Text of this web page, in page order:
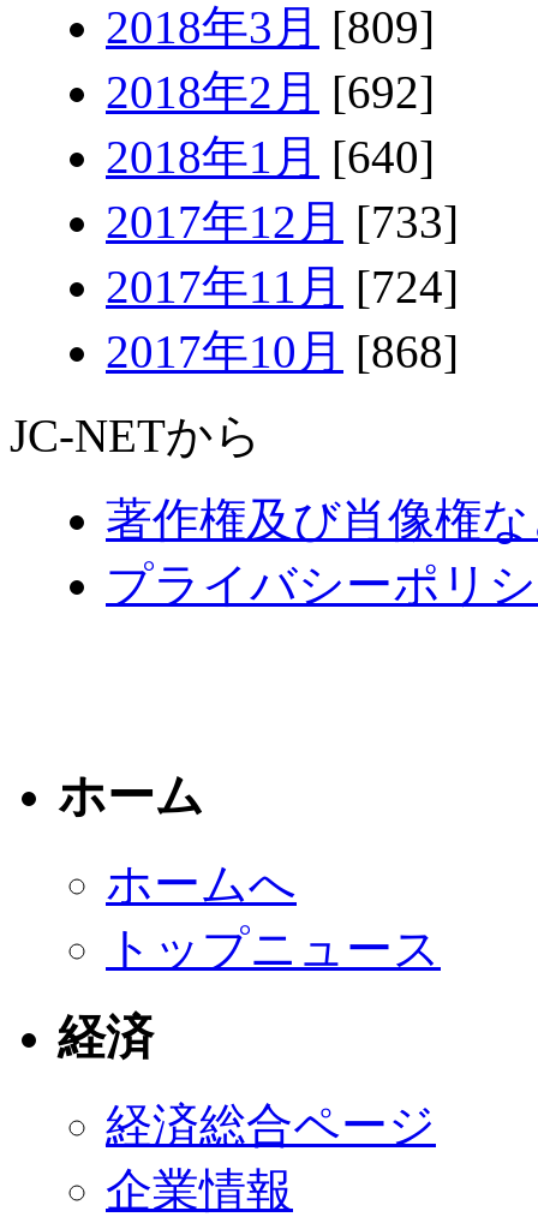
2018年3月 [809]
2018年2月 [692]
2018年1月 [640]
2017年12月 [733]
2017年11月 [724]
2017年10月 [868]
JC-NETから
著作権及び肖像権
プライバシーポリ
ホーム
ホームへ
トップニュース
経済
経済総合ページ
企業情報